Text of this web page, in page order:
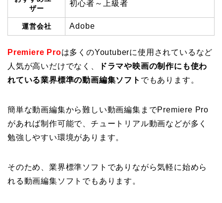
ザー
初心者～上級者
運営会社 Adobe
Premiere Proは多くのYoutuberに使用されているなど
人気が高いだけでなく、
ドラマや映画の制作にも使わ
れている業界標準の動画編集ソフト でもあります。
簡単な動画編集から難しい動画編集までPremiere Pro
があれば制作可能で、チュートリアル動画などが多く
勉強しやすい環境があります。
そのため、業界標準ソフトでありながら気軽に始めら
れる動画編集ソフトでもあります。